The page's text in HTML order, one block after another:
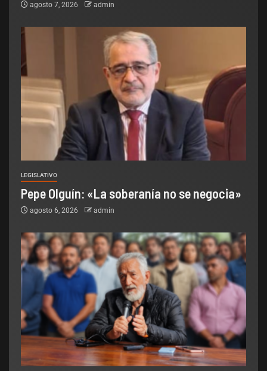
agosto 7, 2026 admin
LEGISLATIVO
Pepe Olguín: «La soberanía no se negocia»
agosto 6, 2026 admin